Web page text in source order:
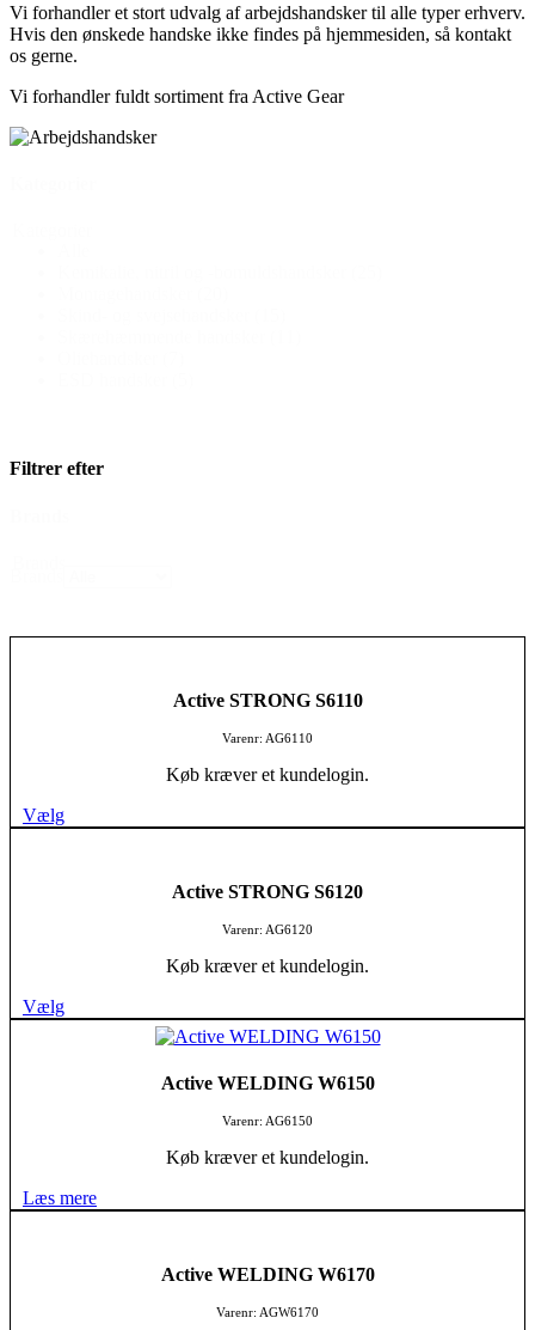
Vi forhandler et stort udvalg af arbejdshandsker til alle typer erhverv.
Hvis den ønskede handske ikke findes på hjemmesiden, så kontakt
os gerne.
Vi forhandler fuldt sortiment fra Active Gear
Filtrer efter
Active STRONG S6110
Varenr: AG6110
Køb kræver et kundelogin.
Vælg
Active STRONG S6120
Varenr: AG6120
Køb kræver et kundelogin.
Vælg
Active WELDING W6150
Varenr: AG6150
Køb kræver et kundelogin.
Læs mere
Active WELDING W6170
Varenr: AGW6170